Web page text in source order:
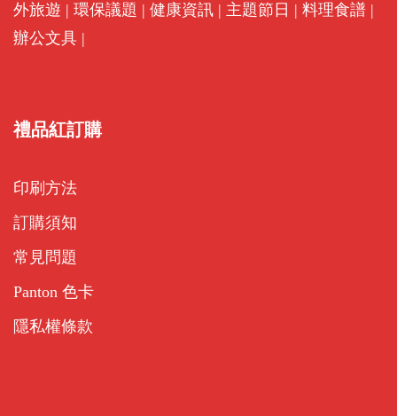
外旅遊 | 環保議題 | 健康資訊 | 主題節日 | 料理食譜 |
辦公文具 |
禮品紅訂購
印刷方法
訂購須知
常見問題
Panton 色卡
隱私權條款